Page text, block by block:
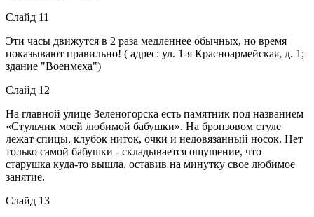
Слайд 11
Эти часы движутся в 2 раза медленнее обычных, но время
показывают правильно! ( адрес: ул. 1-я Красноармейская, д. 1;
здание "Военмеха")
Слайд 12
На главной улице Зеленогорска есть памятник под названием
«Стульчик моей любимой бабушки». На бронзовом стуле
лежат спицы, клубок ниток, очки и недовязанный носок. Нет
только самой бабушки - складывается ощущение, что
старушка куда-то вышла, оставив на минутку свое любимое
занятие.
Слайд 13